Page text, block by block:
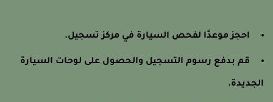
احجز موعدًا لفحص السيارة في مركز تسجيل.
قم بدفع رسوم التسجيل والحصول على لوحات السيارة